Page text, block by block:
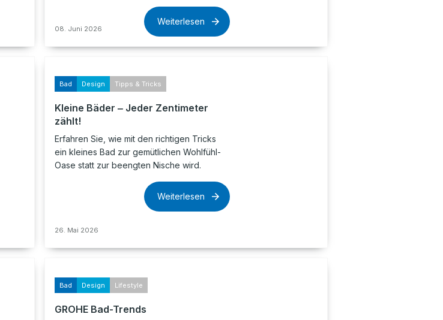
08. Juni 2026
Weiterlesen
Bad Design Tipps & Tricks
Kleine Bäder ‒ Jeder Zentimeter
zählt!
Erfahren Sie, wie mit den richtigen Tricks
ein kleines Bad zur gemütlichen Wohlfühl-
Oase statt zur beengten Nische wird.
26. Mai 2026
Weiterlesen
Bad Design Lifestyle
GROHE Bad-Trends